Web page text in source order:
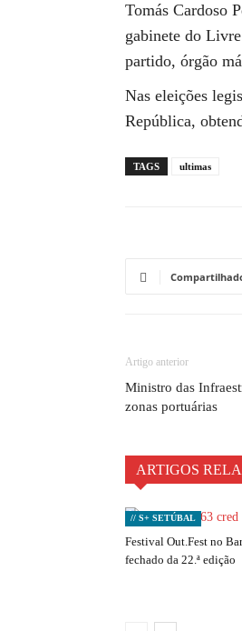
Tomás Cardoso
gabinete do
partido, órgão
Nas eleições
República,
TAGS ultimas
Artigo anterior
Ministro das
zonas portuárias
ARTIGOS
// S+ SETÚBAL
Festival Out.Fest no
fechado da 22.ª edição